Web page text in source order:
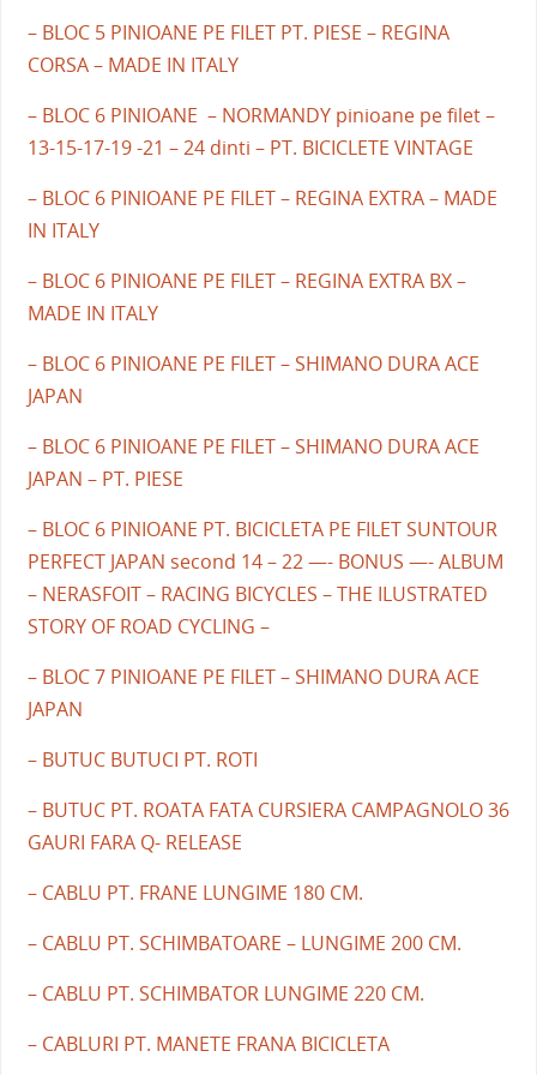
– BLOC 5 PINIOANE PE FILET PT. PIESE – REGINA
CORSA – MADE IN ITALY
– BLOC 6 PINIOANE – NORMANDY pinioane pe filet –
13-15-17-19 -21 – 24 dinti – PT. BICICLETE VINTAGE
– BLOC 6 PINIOANE PE FILET – REGINA EXTRA – MADE
IN ITALY
– BLOC 6 PINIOANE PE FILET – REGINA EXTRA BX –
MADE IN ITALY
– BLOC 6 PINIOANE PE FILET – SHIMANO DURA ACE
JAPAN
– BLOC 6 PINIOANE PE FILET – SHIMANO DURA ACE
JAPAN – PT. PIESE
– BLOC 6 PINIOANE PT. BICICLETA PE FILET SUNTOUR
PERFECT JAPAN second 14 – 22 —- BONUS —- ALBUM
– NERASFOIT – RACING BICYCLES – THE ILUSTRATED
STORY OF ROAD CYCLING –
– BLOC 7 PINIOANE PE FILET – SHIMANO DURA ACE
JAPAN
– BUTUC BUTUCI PT. ROTI
– BUTUC PT. ROATA FATA CURSIERA CAMPAGNOLO 36
GAURI FARA Q- RELEASE
– CABLU PT. FRANE LUNGIME 180 CM.
– CABLU PT. SCHIMBATOARE – LUNGIME 200 CM.
– CABLU PT. SCHIMBATOR LUNGIME 220 CM.
– CABLURI PT. MANETE FRANA BICICLETA